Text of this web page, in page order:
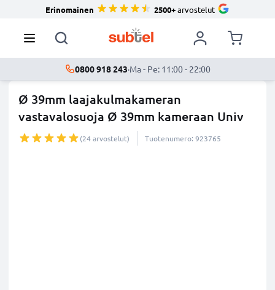
Erinomainen 2500+arvostelut
0800 918 243·Ma - Pe: 11:00 - 22:00
Ø 39mm laajakulmakameran
vastavalosuoja Ø 39mm kameraan Univ
...lisää (24 arvostelut) Tuotenumero: 923765